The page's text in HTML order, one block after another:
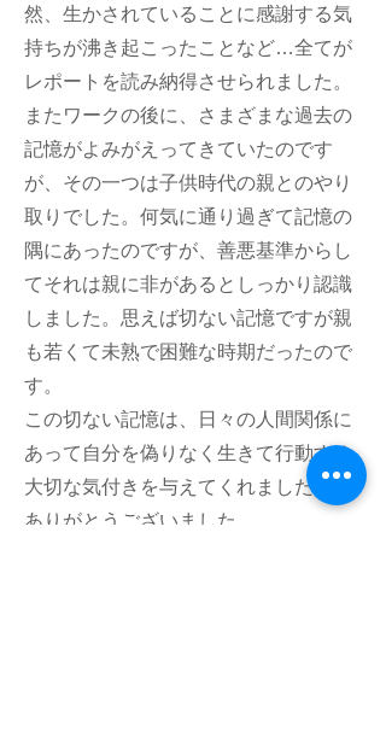
然、生かされていることに感謝する気
持ちが沸き起こったことなど…全てが
レポートを読み納得させられました。
またワークの後に、さまざまな過去の
記憶がよみがえってきていたのです
が、その一つは子供時代の親とのやり
取りでした。何気に通り過ぎて記憶の
隅にあったのですが、善悪基準からし
てそれは親に非があるとしっかり認識
しました。思えば切ない記憶ですが親
も若くて未熟で困難な時期だったので
す。
この切ない記憶は、日々の人間関係に
あって自分を偽りなく生きて行動する
大切な気付きを与えてくれました。
ありがとうございました。